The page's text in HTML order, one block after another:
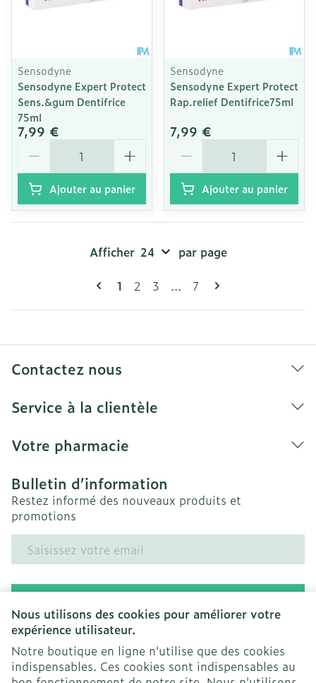
Nous utilisons des cookies pour améliorer votre
expérience utilisateur.
Notre boutique en ligne n'utilise que des cookies
indispensables. Ces cookies sont indispensables au
Sensodyne
Sensodyne Expert Protect
Sens.&gum Dentifrice
75ml
7,99 €
Ajouter au panier
Sensodyne
Sensodyne Expert Protect
Rap.relief Dentifrice75ml
7,99 €
Ajouter au panier
Pages
Vous lisez actuellement la page
1 Page
2 Page
3 ... Page
7
Afficher par page
Contactez nous
Service à la clientèle
Votre pharmacie
Bulletin d’information
Restez informé des nouveaux produits et
promotions
Adresse mail
En cliquant sur s'abonner, vous vous abonnez à notre
newsletter et acceptez notre
politique de confidentialité